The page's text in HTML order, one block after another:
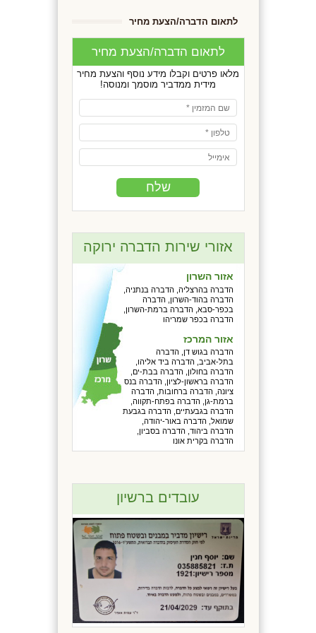
לתאום הדברה/הצעת מחיר
לתאום הדברה/הצעת מחיר
מלאו פרטים וקבלו מידע נוסף והצעת מחיר
מידית ממדביר מוסמך ומנוסה!
אזורי שירות הדברה ירוקה
אזור השרון
הדברה בהרצליה, הדברה בנתניה,
הדברה בהוד-השרון, הדברה
בכפר-סבא, הדברה ברמת-השרון,
הדברה בכפר שמריהו
אזור המרכז
הדברה בגוש דן, הדברה
בתל-אביב, הדברה ביד אליהו,
הדברה בחולון, הדברה בבת-ים,
הדברה בראשון-לציון, הדברה בנס
ציונה, הדברה ברחובות, הדברה
ברמת-גן, הדברה בפתח-תקווה,
הדברה בגבעתיים, הדברה בגבעת
שמואל, הדברה באור-יהודה,
הדברה ביהוד, הדברה בסביון,
הדברה בקרית אונו
עובדים ברשיון